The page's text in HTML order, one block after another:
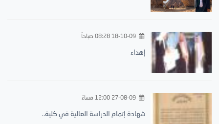
18-10-09 08:28 صباحاً
إهداء
27-08-09 12:00 مساءً
شهادة إتمام الدراسة العالية في كلية..